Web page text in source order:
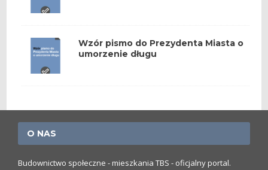
Wzór pismo do Prezydenta Miasta o
umorzenie długu
O NAS
Budownictwo społeczne - mieszkania TBS - oficjalny portal.